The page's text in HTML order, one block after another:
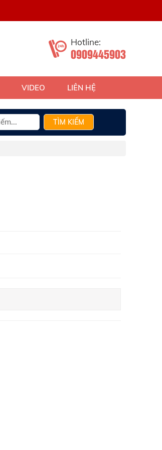
Hotline:
0909445903
VIDEO LIÊN HỆ
TÌM KIẾM